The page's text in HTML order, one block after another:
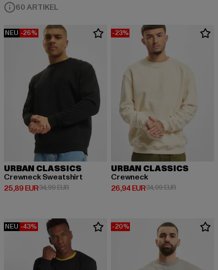
60 ARTIKEL
NEU -26%
URBAN CLASSICS
Crewneck Sweatshirt
25,89 EUR
Derzeitiger Preis: 25,89 EUR
34,99 EURAktionspreis: 34,99 EUR
-23%
URBAN CLASSICS
Crewneck
26,94 EUR
Derzeitiger Preis: 26,94 EUR
34,99 EURAktionspreis:
NEU -43% -20%